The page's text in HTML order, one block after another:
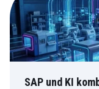
SAP und KI